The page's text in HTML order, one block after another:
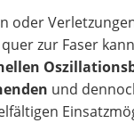
oder
zur Faser
und